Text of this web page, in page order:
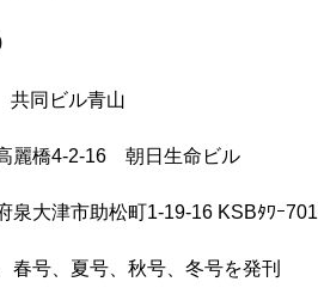
同ビル青山
麗橋4-2-16 朝日生命ビル
大津市助松町1-19-16 KSBﾀﾜｰ701
春号、夏号、秋号、冬号を発刊